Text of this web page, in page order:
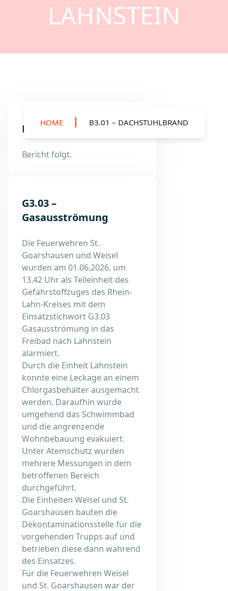
LAHNSTEIN
HOME B3.01 – DACHSTUHLBRAND
B3.01 – Dachstuhlbrand
Bericht folgt.
G3.03 –
Gasausströmung
Die Feuerwehren St.
Goarshausen und Weisel
wurden am 01.06.2026, um
13.42 Uhr als Teileinheit des
Gefahrstoffzuges des Rhein-
Lahn-Kreises mit dem
Einsatzstichwort G3.03
Gasausströmung in das
Freibad nach Lahnstein
alarmiert.
Durch die Einheit Lahnstein
konnte eine Leckage an einem
Chlorgasbehälter ausgemacht
werden. Daraufhin wurde
umgehend das Schwimmbad
und die angrenzende
Wohnbebauung evakuiert.
Unter Atemschutz wurden
mehrere Messungen in dem
betroffenen Bereich
durchgeführt.
Die Einheiten Weisel und St.
Goarshausen bauten die
Dekontaminationsstelle für die
vorgehenden Trupps auf und
betrieben diese dann während
des Einsatzes.
Für die Feuerwehren Weisel
und St. Goarshausen war der